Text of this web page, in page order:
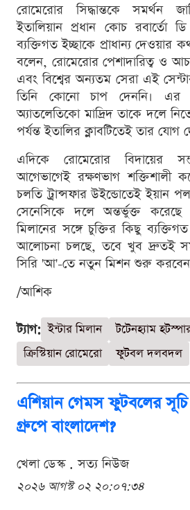
রোমেরোর সিদ্ধান্তকে সমর্থন
ইতালিয়ান প্রধান কোচ রবার্তো ডি
ব্যক্তিগত ইচ্ছাকে প্রাধান্য দেওয়ার
বলেন, রোমেরোর পেশাদারিত্ব ও
এবং বিশ্বের অন্যতম সেরা এই
তিনি কোনো চাপ দেননি। এর
অ্যাতলেতিকো মাদ্রিদ তাকে দলে
পর্যন্ত ইতালির ক্লাবটিতেই তার যোগ
এদিকে রোমেরোর বিদায়ের
আগেভাগেই রক্ষণভাগ শক্তিশালী
চলতি ট্রান্সফার উইন্ডোতেই ইয়ান
সেনেসিকে দলে অন্তর্ভুক্ত করেছে
মিলানের সঙ্গে চুক্তির কিছু
আলোচনা চলছে, তবে খুব দ্রুতই
সিরি 'আ'-তে নতুন মিশন শুরু
/আশিক
ট্যাগ: ইন্টার মিলান টটেনহ্যাম
ক্রিস্টিয়ান রোমেরো
ফুটবল দলবদল
এশিয়ান গেমস ফুটবলের
গ্রুপে বাংলাদেশ?
খেলা ডেস্ক . সত্য নিউজ
২০২৬ আগস্ট ০২ ২০:০৭:৩৪